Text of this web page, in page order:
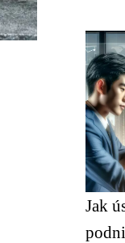
Jak